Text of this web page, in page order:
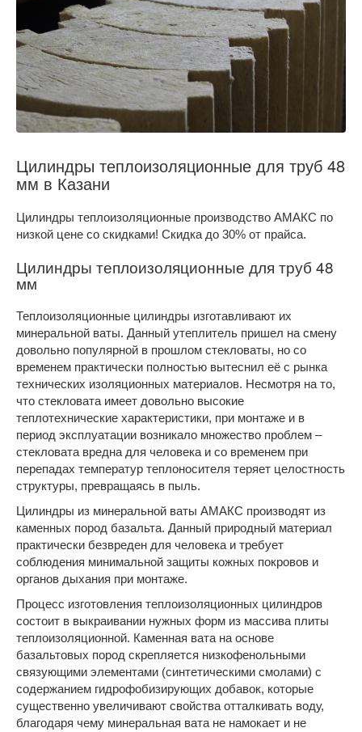
Цилиндры теплоизоляционные для труб 48
мм в Казани
Цилиндры теплоизоляционные производство АМАКС по
низкой цене со скидками! Скидка до 30% от прайса.
Цилиндры теплоизоляционные для труб 48
мм
Теплоизоляционные цилиндры изготавливают их
минеральной ваты. Данный утеплитель пришел на смену
довольно популярной в прошлом стекловаты, но со
временем практически полностью вытеснил её с рынка
технических изоляционных материалов. Несмотря на то,
что стекловата имеет довольно высокие
теплотехнические характеристики, при монтаже и в
период эксплуатации возникало множество проблем –
стекловата вредна для человека и со временем при
перепадах температур теплоносителя теряет целостность
структуры, превращаясь в пыль.
Цилиндры из минеральной ваты АМАКС производят из
каменных пород базальта. Данный природный материал
практически безвреден для человека и требует
соблюдения минимальной защиты кожных покровов и
органов дыхания при монтаже.
Процесс изготовления теплоизоляционных цилиндров
состоит в выкраивании нужных форм из массива плиты
теплоизоляционной. Каменная вата на основе
базальтовых пород скрепляется низкофенольными
связующими элементами (синтетическими смолами) с
содержанием гидрофобизирующих добавок, которые
существенно увеличивают свойства отталкивать воду,
благодаря чему минеральная вата не намокает и не